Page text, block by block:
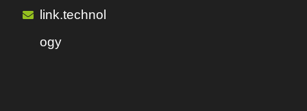
link.technol
ogy